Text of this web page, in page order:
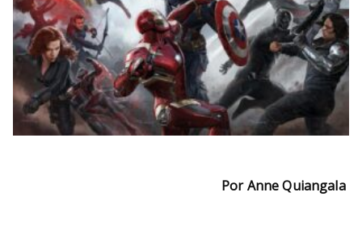
Por Anne Quiangala